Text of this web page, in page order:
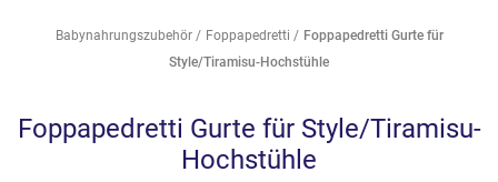
Babynahrungszubehör Foppapedretti
Foppapedretti Gurte für
Style/Tiramisu-Hochstühle
Foppapedretti Gurte für Style/Tiramisu-
Hochstühle